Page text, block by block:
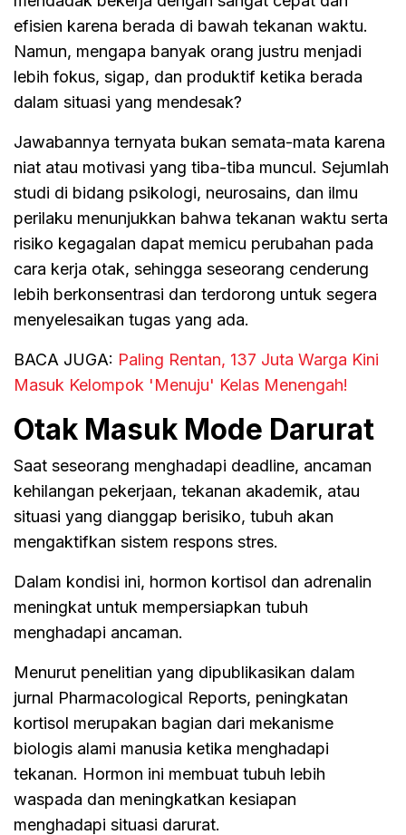
efisien karena berada di bawah tekanan waktu.
Namun, mengapa banyak orang justru menjadi
lebih fokus, sigap, dan produktif ketika berada
dalam situasi yang mendesak?
Jawabannya ternyata bukan semata-mata karena
niat atau motivasi yang tiba-tiba muncul. Sejumlah
studi di bidang psikologi, neurosains, dan ilmu
perilaku menunjukkan bahwa tekanan waktu serta
risiko kegagalan dapat memicu perubahan pada
cara kerja otak, sehingga seseorang cenderung
lebih berkonsentrasi dan terdorong untuk segera
menyelesaikan tugas yang ada.
BACA JUGA: Paling Rentan, 137 Juta Warga Kini
Masuk Kelompok 'Menuju' Kelas Menengah!
Otak Masuk Mode Darurat
Saat seseorang menghadapi deadline, ancaman
kehilangan pekerjaan, tekanan akademik, atau
situasi yang dianggap berisiko, tubuh akan
mengaktifkan sistem respons stres.
Dalam kondisi ini, hormon kortisol dan adrenalin
meningkat untuk mempersiapkan tubuh
menghadapi ancaman.
Menurut penelitian yang dipublikasikan dalam
jurnal Pharmacological Reports, peningkatan
kortisol merupakan bagian dari mekanisme
biologis alami manusia ketika menghadapi
tekanan. Hormon ini membuat tubuh lebih
waspada dan meningkatkan kesiapan
menghadapi situasi darurat.